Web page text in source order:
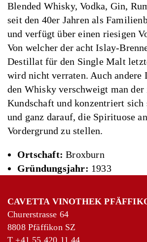
Blended Whisky, Vodka, Gin,
seit den 40er Jahren als
und verfügt über einen riesigen
Von welcher der acht Islay-
Destillat für den Single Malt
wird nicht verraten. Auch andere
den Whisky verschweigt man der
Kundschaft und konzentriert sich
und ganz darauf, die Spirituose
Vordergrund zu stellen.
Ortschaft: Broxburn
Gründungsjahr: 1933
CAVETTA VINOTHEK
Churerstrasse 64
8808 Pfäffikon SZ
T +41 55 420 11 44